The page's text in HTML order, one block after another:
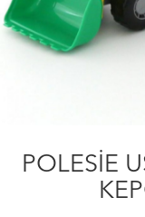
POLESİE